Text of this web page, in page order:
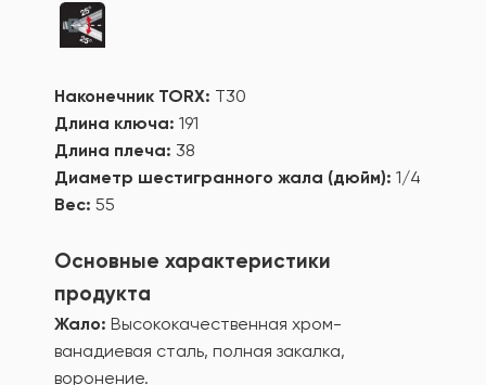
Наконечник TORX: T30
Длина ключа: 191
Длина плеча: 38
Диаметр шестигранного жала (дюйм): 1/4
Вес: 55
Основные характеристики
продукта
Жало: Высококачественная хром-
ванадиевая сталь, полная закалка,
воронение.